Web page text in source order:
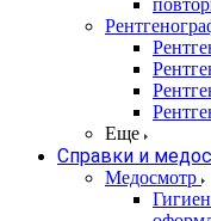
Еще
Справки и
Медосмотр